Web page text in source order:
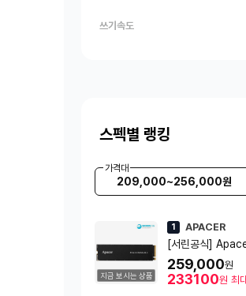
쓰기속도
스펙별 랭킹
가격대
209,000~256,000원
지금 보시는 상품
1 APACER
[서린공식]
259,000원
233100원 최